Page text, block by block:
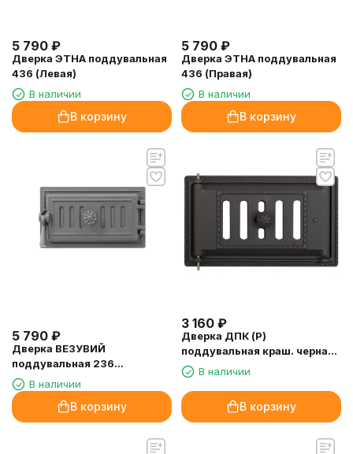
5 790 ₽
Дверка ЭТНА поддувальная
436 (Левая)
В наличии
В корзину
5 790 ₽
Дверка ЭТНА поддувальная
436 (Правая)
В наличии
В корзину
5 790 ₽
Дверка ВЕЗУВИЙ
поддувальная 236
(Антрацит)
В наличии
В корзину
3 160 ₽
Дверка ДПК (Р)
поддувальная краш. черная
250х140 (ДП-2А)
В наличии
В корзину